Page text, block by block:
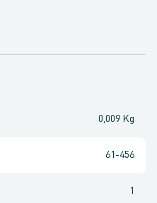
0,009 Kg
61-456
1